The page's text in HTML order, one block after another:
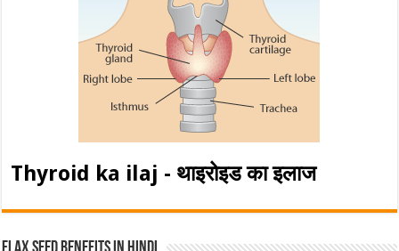
Thyroid ka ilaj - थाइरोइड का इलाज